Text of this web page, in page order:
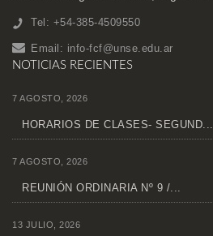
Tel: +54-385-4509550
Email: info-fcf@unse.edu.ar
NOTICIAS RECIENTES
7 AGOSTO, 2026
HORARIOS DE CLASES- SEGUND...
7 AGOSTO, 2026
REUNIÓN ORDINARIA Nº 9 /...
13 JULIO, 2026